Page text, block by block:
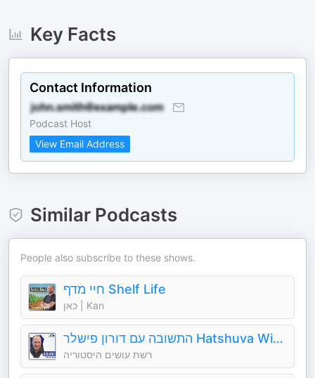
Key Facts
Contact Information
Podcast Host
View Email Address
Similar Podcasts
People also subscribe to these shows.
חיי מדף Shelf Life
כאן | Kan
התשובה עם דורון פישלר Hatshuva With Doron Fishler
רשת עושים היסטוריה